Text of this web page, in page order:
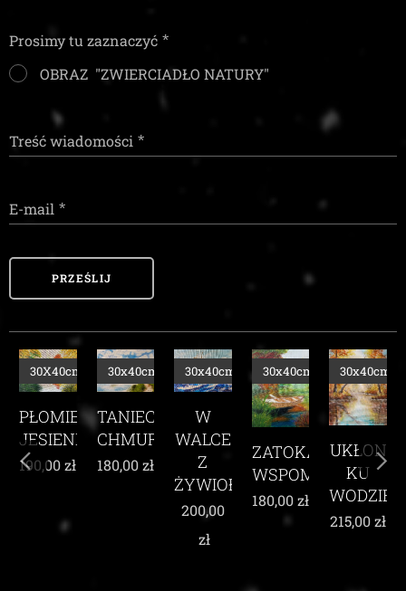
Prosimy tu zaznaczyć
OBRAZ "ZWIERCIADŁO NATURY"
Treść wiadomości
E-mail
PRZEŚLIJ
TANIEC
CHMUR
30x40cm
180,00zł
W
WALCE
Z
ŻYWIOŁEM
30x40cm
ZATOKA
WSPOMNIEŃ
30x40cm
UKŁON
KU
WODZIE
30x40cm
WŚRÓD
MAKÓW
30x40cm
210,00zł